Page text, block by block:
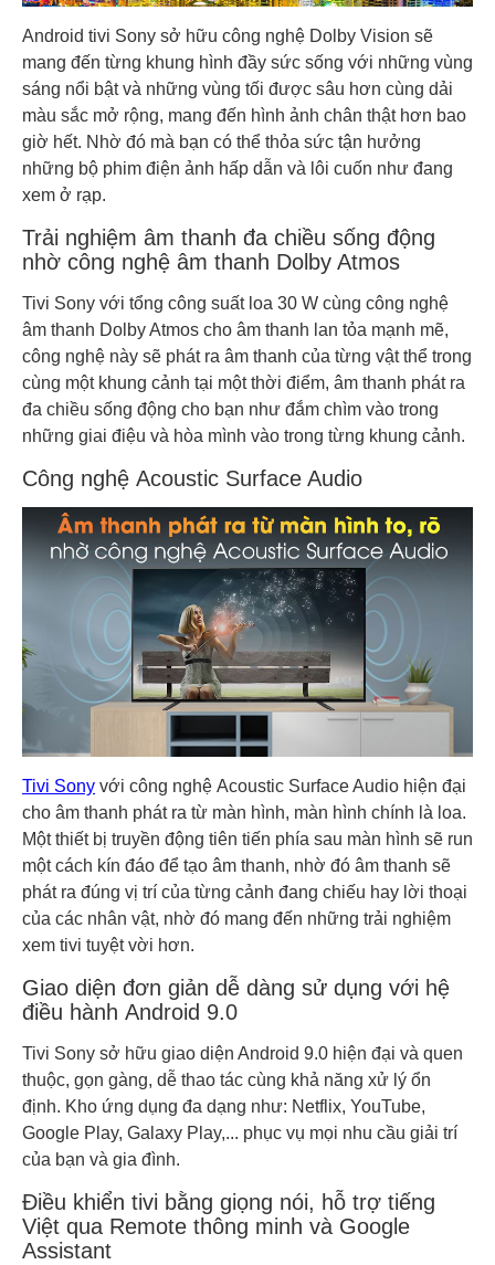
Android tivi Sony sở hữu công nghệ Dolby Vision sẽ
mang đến từng khung hình đầy sức sống với những vùng
sáng nổi bật và những vùng tối được sâu hơn cùng dải
màu sắc mở rộng, mang đến hình ảnh chân thật hơn bao
giờ hết. Nhờ đó mà bạn có thể thỏa sức tận hưởng
những bộ phim điện ảnh hấp dẫn và lôi cuốn như đang
xem ở rạp.
Trải nghiệm âm thanh đa chiều sống động
nhờ công nghệ âm thanh Dolby Atmos
Tivi Sony với tổng công suất loa 30 W cùng công nghệ
âm thanh Dolby Atmos cho âm thanh lan tỏa mạnh mẽ,
công nghệ này sẽ phát ra âm thanh của từng vật thể trong
cùng một khung cảnh tại một thời điểm, âm thanh phát ra
đa chiều sống động cho bạn như đắm chìm vào trong
những giai điệu và hòa mình vào trong từng khung cảnh.
Công nghệ Acoustic Surface Audio
Tivi Sony với công nghệ Acoustic Surface Audio hiện đại
cho âm thanh phát ra từ màn hình, màn hình chính là loa.
Một thiết bị truyền động tiên tiến phía sau màn hình sẽ run
một cách kín đáo để tạo âm thanh, nhờ đó âm thanh sẽ
phát ra đúng vị trí của từng cảnh đang chiếu hay lời thoại
của các nhân vật, nhờ đó mang đến những trải nghiệm
xem tivi tuyệt vời hơn.
Giao diện đơn giản dễ dàng sử dụng với hệ
điều hành Android 9.0
Tivi Sony sở hữu giao diện Android 9.0 hiện đại và quen
thuộc, gọn gàng, dễ thao tác cùng khả năng xử lý ổn
định. Kho ứng dụng đa dạng như: Netflix, YouTube,
Google Play, Galaxy Play,... phục vụ mọi nhu cầu giải trí
của bạn và gia đình.
Điều khiển tivi bằng giọng nói, hỗ trợ tiếng
Việt qua Remote thông minh và Google
Assistant